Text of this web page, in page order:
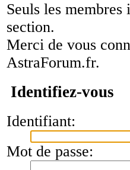
Seuls les membres
section.
Merci de vous
AstraForum.fr.
Identifiez-vous
Identifiant:
Mot de passe: